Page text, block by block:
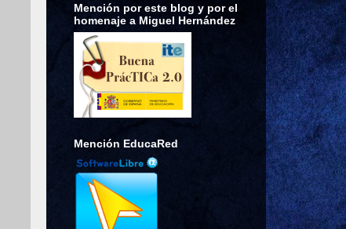
Mención por este blog y por el
homenaje a Miguel Hernández
Mención EducaRed